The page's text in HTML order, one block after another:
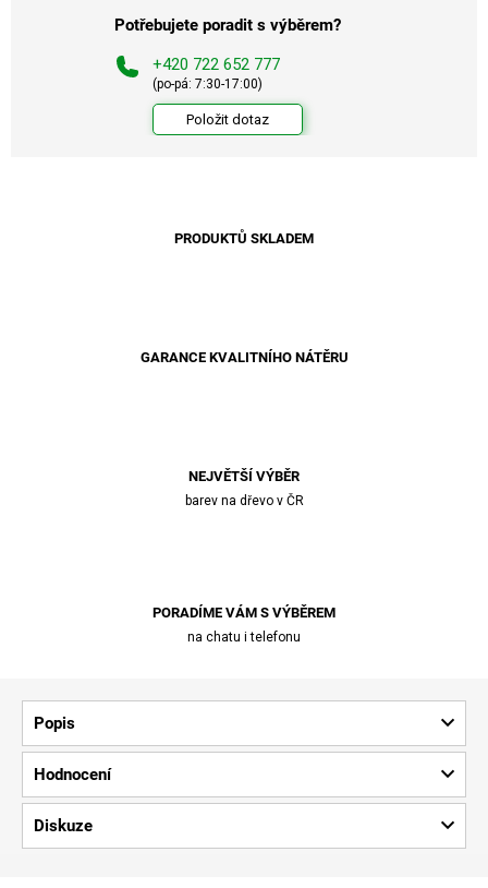
Potřebujete poradit s výběrem?
+420 722 652 777
(po-pá: 7:30-17:00)
Položit dotaz
PRODUKTŮ SKLADEM
GARANCE KVALITNÍHO NÁTĚRU
NEJVĚTŠÍ VÝBĚR
barev na dřevo v ČR
PORADÍME VÁM S VÝBĚREM
na chatu i telefonu
Popis
Hodnocení
Diskuze